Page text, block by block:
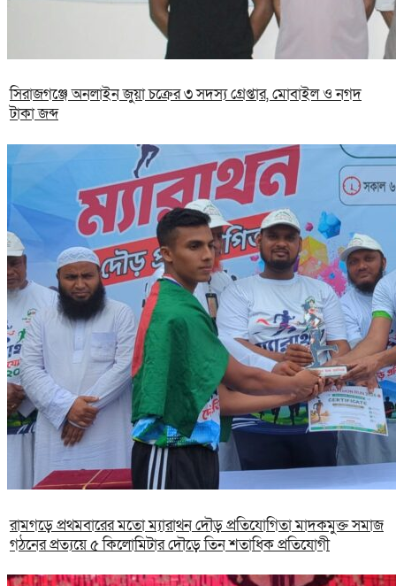
সিরাজগঞ্জে অনলাইন জুয়া চক্রের ৩ সদস্য গ্রেপ্তার, মোবাইল ও নগদ
টাকা জব্দ
রামগড়ে প্রথমবারের মতো ম্যারাথন দৌড় প্রতিযোগিতা মাদকমুক্ত সমাজ
গঠনের প্রত্যয়ে ৫ কিলোমিটার দৌড়ে তিন শতাধিক প্রতিযোগী